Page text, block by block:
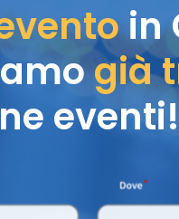
in
già
eventi!